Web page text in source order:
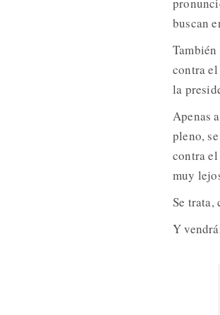
buscan
contra
la
Apenas
pleno,
contra el
muy
Se trata,
Y